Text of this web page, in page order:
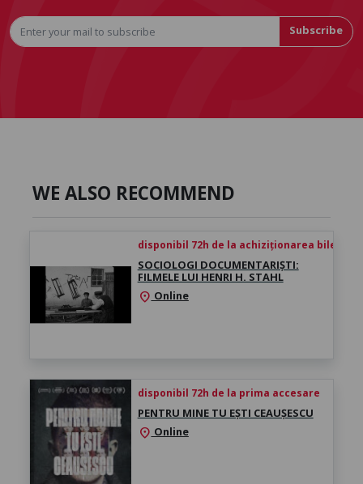
Subscribe
WE ALSO RECOMMEND
disponibil 72h de la achiziționarea biletului
SOCIOLOGI DOCUMENTARIȘTI:
FILMELE LUI HENRI H. STAHL
location_on Online
disponibil 72h de la prima accesare
PENTRU MINE TU EȘTI CEAUȘESCU
location_on Online